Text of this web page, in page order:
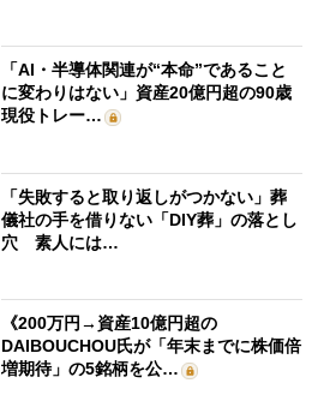
「AI・半導体関連が“本命”であること
に変わりはない」資産20億円超の90歳
現役トレー…
「失敗すると取り返しがつかない」葬
儀社の手を借りない「DIY葬」の落とし
穴 素人には…
《200万円→資産10億円超の
DAIBOUCHOU氏が「年末までに株価倍
増期待」の5銘柄を公…